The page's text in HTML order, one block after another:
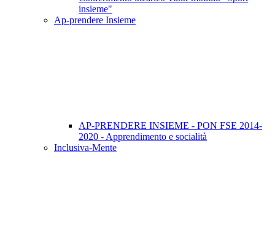
insieme"
Ap-prendere Insieme
AP-PRENDERE INSIEME - PON FSE 2014-
2020 - Apprendimento e socialità
Inclusiva-Mente